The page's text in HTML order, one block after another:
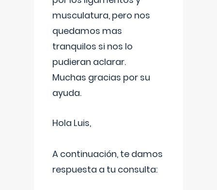
musculatura, pero nos
quedamos mas
tranquilos si nos lo
pudieran aclarar.
Muchas gracias por su
ayuda.
Hola Luis,
A continuación, te damos
respuesta a tu consulta: